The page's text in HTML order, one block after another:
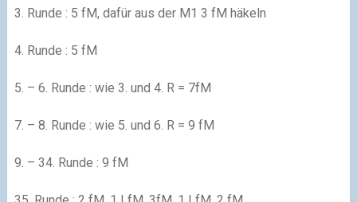
3. Runde : 5 fM, dafür aus der M1 3 fM häkeln
4. Runde : 5 fM
5. – 6. Runde : wie 3. und 4. R = 7fM
7. – 8. Runde : wie 5. und 6. R = 9 fM
9. – 34. Runde : 9 fM